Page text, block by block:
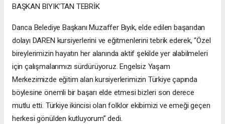
BAŞKAN BIYIK’TAN TEBRİK
Darıca Belediye Başkanı Muzaffer Bıyık, elde edilen başarıdan
dolayı DAREN kursiyerlerini ve eğitmenlerini tebrik ederek, “Özel
bireylerimizin hayatın her alanında aktif şekilde yer alabilmeleri
için çalışmalarımızı sürdürüyoruz. Engelsiz Yaşam
Merkezimizde eğitim alan kursiyerlerimizin Türkiye çapında
böylesine önemli bir başarı elde etmesi bizleri son derece
mutlu etti. Türkiye ikincisi olan folklor ekibimizi ve emeği geçen
herkesi gönülden kutluyorum” dedi.